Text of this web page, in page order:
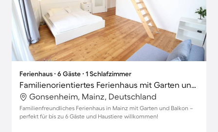
Ferienhaus ∙ 6 Gäste ∙ 1 Schlafzimmer
Familienorientiertes Ferienhaus mit Garten und Grill | Gartenblick | Haustiere erlaubt
Gonsenheim, Mainz, Deutschland
Familienfreundliches Ferienhaus in Mainz mit Garten und Balkon –
perfekt für bis zu 6 Gäste und Haustiere willkommen!